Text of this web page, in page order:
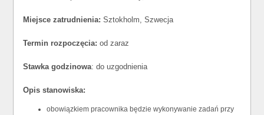
Miejsce zatrudnienia: Sztokholm, Szwecja
Termin rozpoczęcia: od zaraz
Stawka godzinowa: do uzgodnienia
Opis stanowiska:
obowiązkiem pracownika będzie wykonywanie zadań przy